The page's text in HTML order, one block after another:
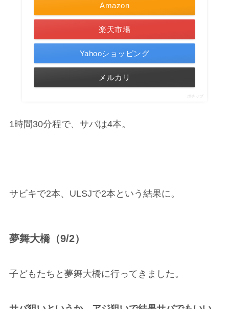
Amazon
楽天市場
Yahooショッピング
メルカリ
ポチップ
1時間30分程で、サバは4本。
サビキで2本、ULSJで2本という結果に。
夢舞大橋（9/2）
子どもたちと夢舞大橋に行ってきました。